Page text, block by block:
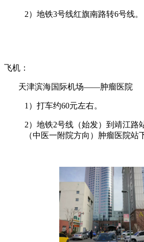
2）地铁3号线红旗南路转6号线。
飞机：
天津滨海国际机场——肿瘤医院
1 ）打车约60元左右。
2）地铁2号线（始发）到靖江路
（中医一附院方向）肿瘤医院站